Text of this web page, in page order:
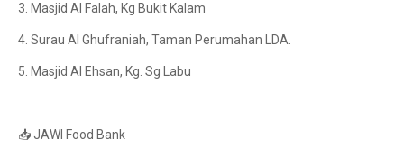
3. Masjid Al Falah, Kg Bukit Kalam
4. Surau Al Ghufraniah, Taman Perumahan LDA.
5. Masjid Al Ehsan, Kg. Sg Labu
📥 JAWI Food Bank